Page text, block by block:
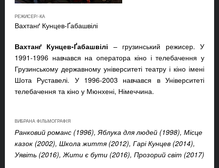
РЕЖИСЕР/-КА
Вахтанґ Кунцев-Ґабашвілі
Вахтанґ Кунцев-Ґабашвілі – грузинський режисер. У
1991-1996 навчався на оператора кіно і телебачення у
Грузинському державному університеті театру і кіно імені
Шота Руставелі. У 1996-2003 навчався в Університеті
телебачення та кіно у Мюнхені, Німеччина.
ВИБРАНА ФІЛЬМОГРАФІЯ
Ранковий романс (1996), Яблука для людей (1998), Місце
казок (2002), Школа життя (2012), Гарі Кунцев (2014),
Уявіть (2016), Жити є бути (2016), Прозорий світ (2017)